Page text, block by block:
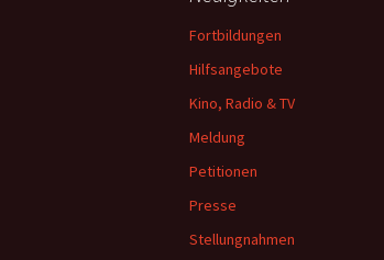
Fortbildungen
Hilfsangebote
Kino, Radio & TV
Meldung
Petitionen
Presse
Stellungnahmen